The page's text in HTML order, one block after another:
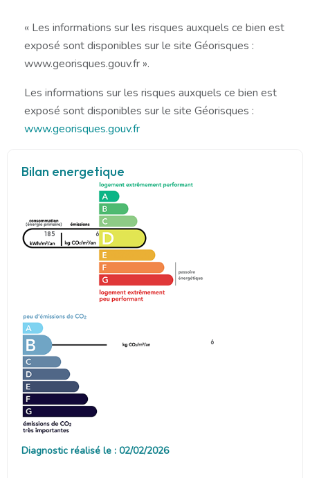
« Les informations sur les risques auxquels ce bien est
exposé sont disponibles sur le site Géorisques :
www.georisques.gouv.fr ».
Les informations sur les risques auxquels ce bien est
exposé sont disponibles sur le site Géorisques :
www.georisques.gouv.fr
Bilan energetique
185 6
6
Diagnostic réalisé le : 02/02/2026